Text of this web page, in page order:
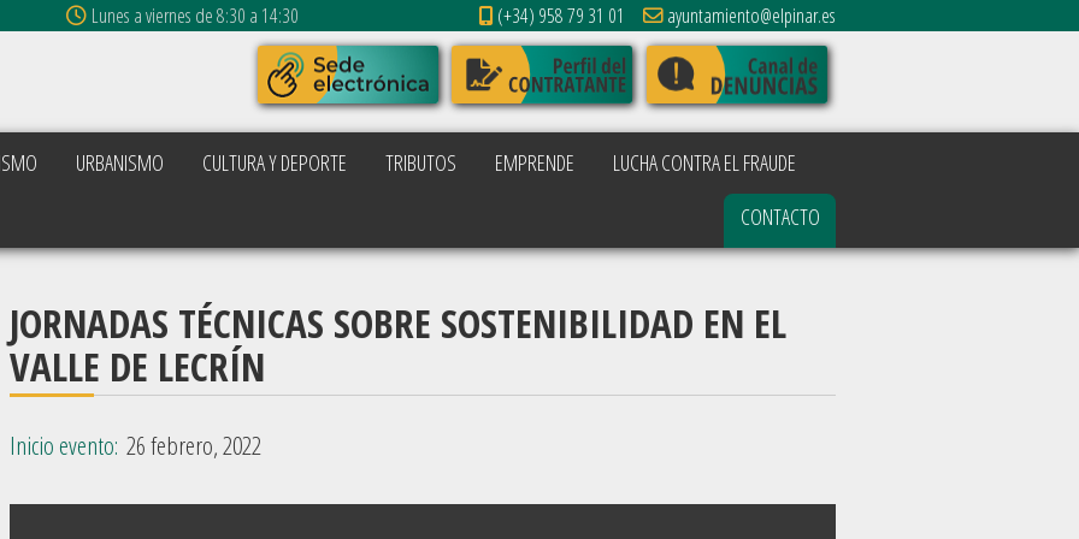
Lunes a viernes de 8:30 a 14:30 (+34) 958 79 31 01 ayuntamiento@elpinar.es
URBANISMO CULTURA Y DEPORTE TRIBUTOS EMPRENDE
LUCHA CONTRA EL FRAUDE
CONTACTO
JORNADAS TÉCNICAS SOBRE SOSTENIBILIDAD EN EL
VALLE DE LECRÍN
Inicio evento: 26 febrero, 2022